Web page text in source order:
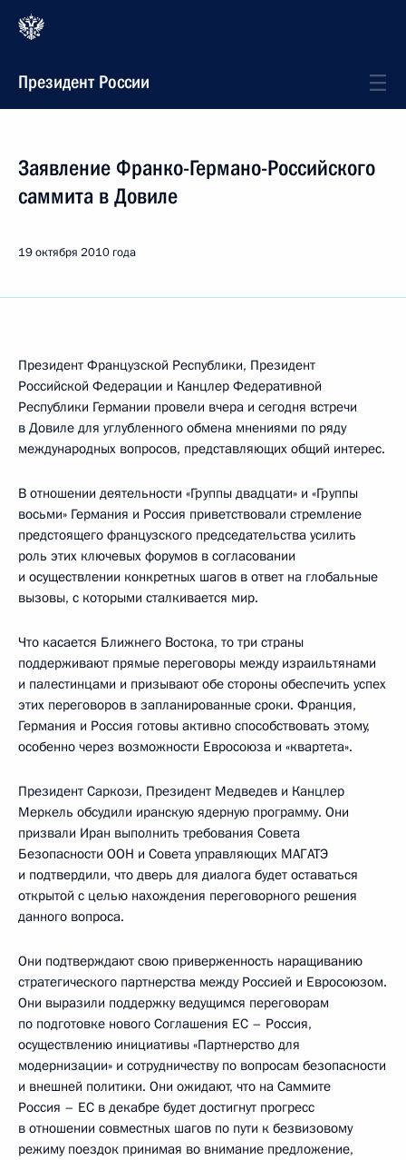
Президент России
Заявление Франко-Германо-Российского
саммита в Довиле
19 октября 2010 года
Президент Французской Республики, Президент
Российской Федерации и Канцлер Федеративной
Республики Германии провели вчера и сегодня встречи
в Довиле для углубленного обмена мнениями по ряду
международных вопросов, представляющих общий интерес.
В отношении деятельности «Группы двадцати» и «Группы
восьми» Германия и Россия приветствовали стремление
предстоящего французского председательства усилить
роль этих ключевых форумов в согласовании
и осуществлении конкретных шагов в ответ на глобальные
вызовы, с которыми сталкивается мир.
Что касается Ближнего Востока, то три страны
поддерживают прямые переговоры между израильтянами
и палестинцами и призывают обе стороны обеспечить успех
этих переговоров в запланированные сроки. Франция,
Германия и Россия готовы активно способствовать этому,
особенно через возможности Евросоюза и «квартета».
Президент Саркози, Президент Медведев и Канцлер
Меркель обсудили иранскую ядерную программу. Они
призвали Иран выполнить требования Совета
Безопасности ООН и Совета управляющих МАГАТЭ
и подтвердили, что дверь для диалога будет оставаться
открытой с целью нахождения переговорного решения
данного вопроса.
Они подтверждают свою приверженность наращиванию
стратегического партнерства между Россией и Евросоюзом.
Они выразили поддержку ведущимся переговорам
по подготовке нового Соглашения ЕС – Россия,
осуществлению инициативы «Партнерство для
модернизации» и сотрудничеству по вопросам безопасности
и внешней политики. Они ожидают, что на Саммите
Россия – ЕС в декабре будет достигнут прогресс
в отношении совместных шагов по пути к безвизовому
режиму поездок принимая во внимание предложение,